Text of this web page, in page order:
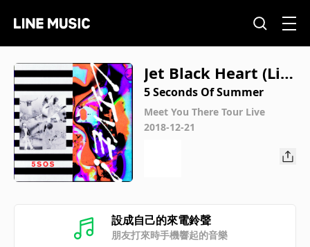
Jet Black Heart (Liv
e)
5 Seconds Of Summer
Meet You There Tour Live
2018-12-21
設成自己的來電鈴聲
朋友打來時手機響起的音樂